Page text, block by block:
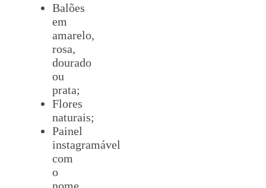
Balões
em
amarelo,
rosa,
dourado
ou
prata;
Flores
naturais;
Painel
instagramável
com
o